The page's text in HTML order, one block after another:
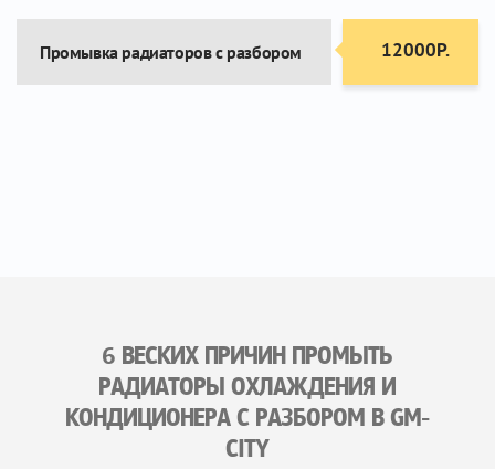
Промывка радиаторов с разбором 12000Р.
6 ВЕСКИХ ПРИЧИН ПРОМЫТЬ
РАДИАТОРЫ ОХЛАЖДЕНИЯ И
КОНДИЦИОНЕРА С РАЗБОРОМ В GM-
CITY